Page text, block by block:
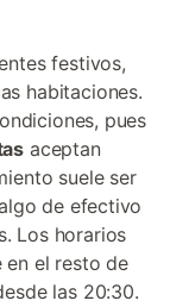
festivos,
habitaciones.
pues
aceptan
suele ser
de efectivo
Los horarios
en el resto de
las 20:30.